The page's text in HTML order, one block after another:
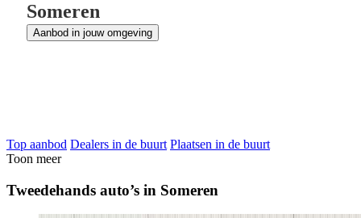
Someren
Aanbod in jouw omgeving
Top aanbod Dealers in de buurt Plaatsen in de buurt
Toon meer
Tweedehands auto’s in Someren